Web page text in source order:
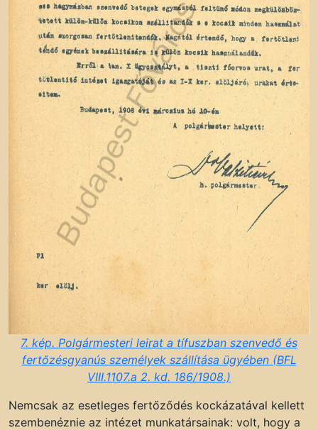
7. kép. Polgármesteri leirat a tífuszban szenvedő és
fertőzésgyanús személyek szállítása ügyében (BFL
VIII.1107.a 2. kd. 186/1908.)
Nemcsak az esetleges fertőződés kockázatával kellett
szembenéznie az intézet munkatársainak: volt, hogy a